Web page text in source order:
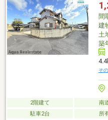
シロアリ防除工事施工後5年間
ｍ（
間
建
土
築
そ
2階建て 南
駐車2台
所